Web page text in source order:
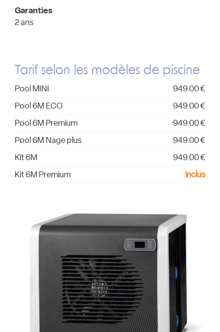
Garanties
2 ans
Tarif selon les modèles de piscine
Pool MINI 949.00 €
Pool 6M ECO 949.00 €
Pool 6M Premium 949.00 €
Pool 6M Nage plus 949.00 €
Kit 6M 949.00 €
Kit 6M Premium inclus